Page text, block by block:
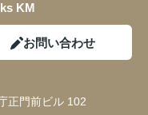
KM
お問い合わせ
正門前ビル 102